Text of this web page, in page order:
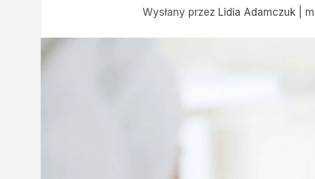
Wysłany przez Lidia Adamczuk